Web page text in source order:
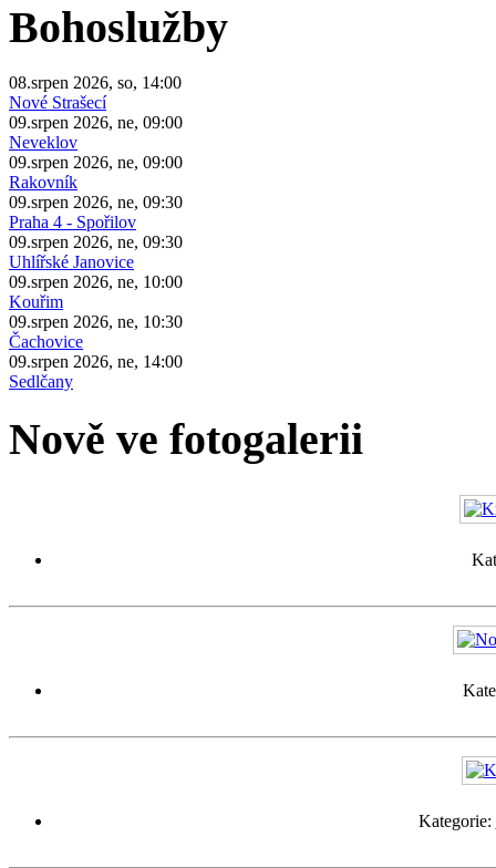
Bohoslužby
08.srpen 2026, so, 14:00
Nové Strašecí
09.srpen 2026, ne, 09:00
Neveklov
09.srpen 2026, ne, 09:00
Rakovník
09.srpen 2026, ne, 09:30
Praha 4 - Spořilov
09.srpen 2026, ne, 09:30
Uhlířské Janovice
09.srpen 2026, ne, 10:00
Kouřim
09.srpen 2026, ne, 10:30
Čachovice
09.srpen 2026, ne, 14:00
Sedlčany
Nově ve fotogalerii
Kategorie: